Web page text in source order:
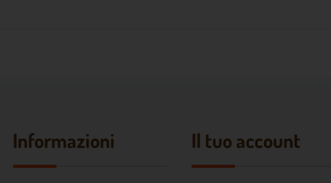
Informazioni Il tuo account